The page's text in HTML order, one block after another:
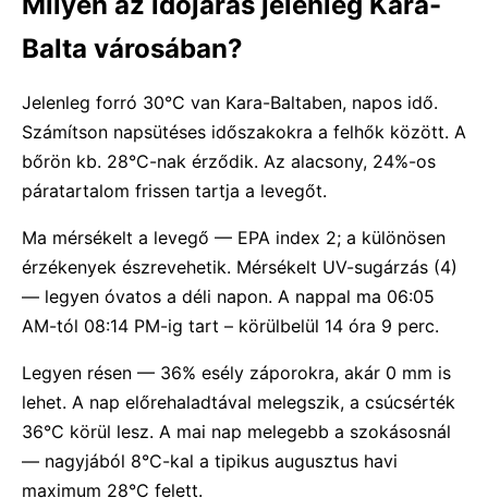
Balta városában?
Jelenleg forró 30°C van Kara-Baltaben, napos idő.
Számítson napsütéses időszakokra a felhők között. A
bőrön kb. 28°C-nak érződik. Az alacsony, 24%-os
páratartalom frissen tartja a levegőt.
Ma mérsékelt a levegő — EPA index 2; a különösen
érzékenyek észrevehetik. Mérsékelt UV-sugárzás (4)
— legyen óvatos a déli napon. A nappal ma 06:05
AM-tól 08:14 PM-ig tart – körülbelül 14 óra 9 perc.
Legyen résen — 36% esély záporokra, akár 0 mm is
lehet. A nap előrehaladtával melegszik, a csúcsérték
36°C körül lesz. A mai nap melegebb a szokásosnál
— nagyjából 8°C-kal a tipikus augusztus havi
maximum 28°C felett.